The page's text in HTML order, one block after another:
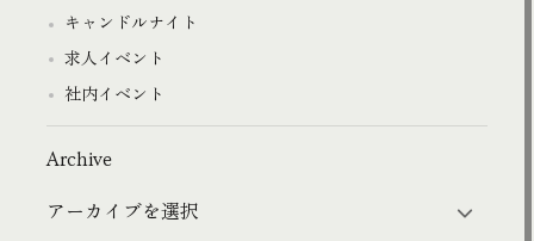
キャンドルナイト
求人イベント
社内イベント
Archive